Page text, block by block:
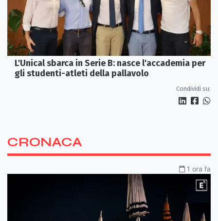
L'Unical sbarca in Serie B: nasce l'accademia per
gli studenti-atleti della pallavolo
Condividi su:
CRONACA
1 ora fa